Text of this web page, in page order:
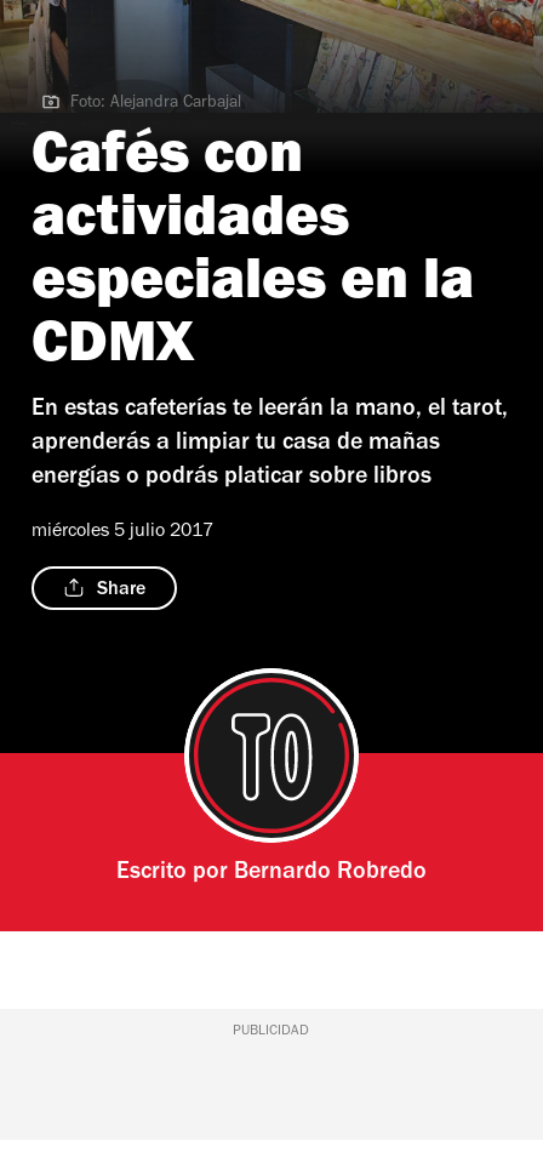
Foto: Alejandra Carbajal
Foto: Alejandra Carbajal
Cafés con
actividades
especiales en la
CDMX
En estas cafeterías te leerán la mano, el tarot,
aprenderás a limpiar tu casa de mañas
energías o podrás platicar sobre libros
miércoles 5 julio 2017
Share
Escrito por Bernardo Robredo
PUBLICIDAD